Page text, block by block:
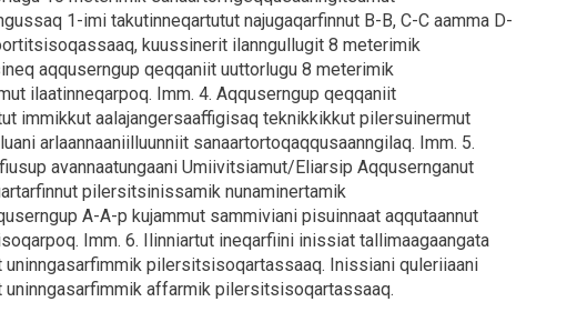
1-imi takutinneqartutut najugaqarfinnut B-B, C-C aamma D-
kuussinerit ilanngullugit 8 meterimik
aqquserngup qeqqaniit uuttorlugu 8 meterimik
ilaatinneqarpoq. Imm. 4. Aqquserngup qeqqaniit
immikkut aalajangersaaffigisaq teknikkikkut pilersuinermut
arlaannaaniilluunniit sanaartortoqaqqusaanngilaq. Imm. 5.
avannaatungaani Umiivitsiamut/Eliarsip Aqqusernganut
pilersitsinissamik nunaminertamik
A-A-p kujammut sammiviani pisuinnaat aqqutaannut
Imm. 6. Ilinniartut ineqarfiini inissiat tallimaagaangata
pilersitsisoqartassaaq. Inissiani quleriiaani
affarmik pilersitsisoqartassaaq.